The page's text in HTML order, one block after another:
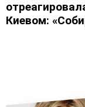
Киевом: